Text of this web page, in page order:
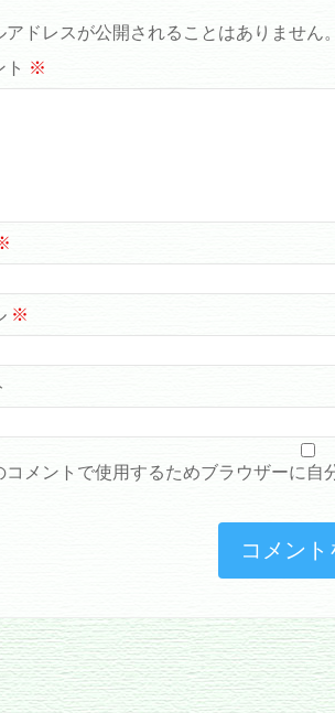
アドレスが公開されることはありません。
ト ※
※
コメントで使用するためブラウザーに